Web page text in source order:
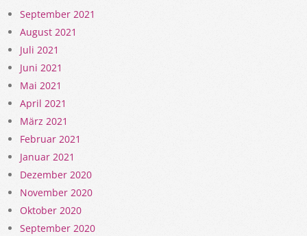
September 2021
August 2021
Juli 2021
Juni 2021
Mai 2021
April 2021
März 2021
Februar 2021
Januar 2021
Dezember 2020
November 2020
Oktober 2020
September 2020